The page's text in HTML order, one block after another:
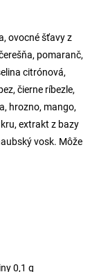
ovocné šťavy z
pomaranč,
citrónová,
čierne ríbezle,
hrozno, mango,
extrakt z bazy
vosk. Môže
0,1 g